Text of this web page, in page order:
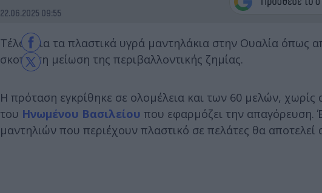
22.06.2025 09:55
Τέλος για τα πλαστικά υγρά μαντηλάκια στην Ουαλία
σκοπό τη μείωση της περιβαλλοντικής ζημίας.
Η πρόταση εγκρίθηκε σε ολομέλεια και των 60 μελών,
του Ηνωμένου Βασιλείου που εφαρμόζει την απαγόρευση.
μαντηλιών που περιέχουν πλαστικό σε πελάτες θα αποτελεί